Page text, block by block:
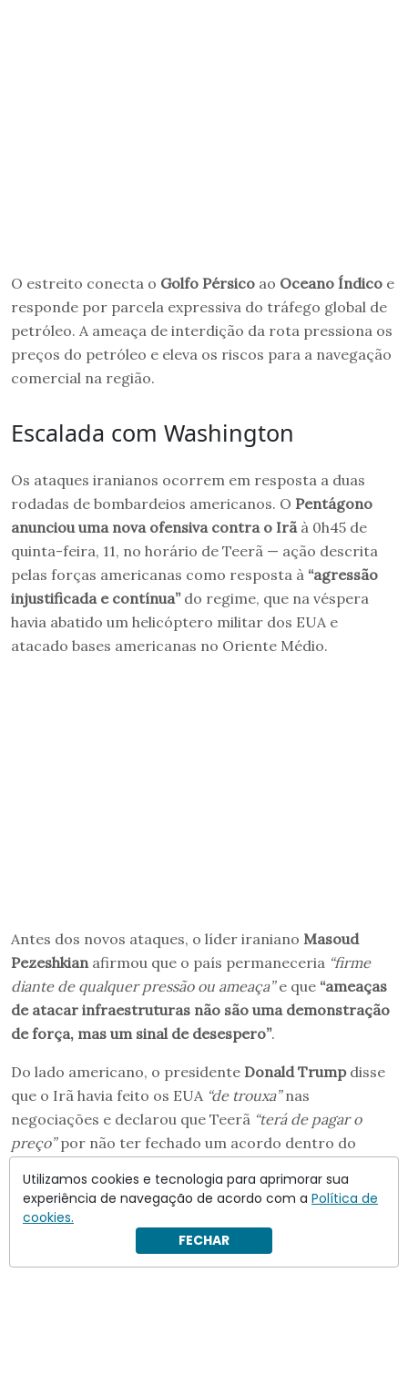
O estreito conecta o Golfo Pérsico ao Oceano Índico e
responde por parcela expressiva do tráfego global de
petróleo. A ameaça de interdição da rota pressiona os
preços do petróleo e eleva os riscos para a navegação
comercial na região.
Escalada com Washington
Os ataques iranianos ocorrem em resposta a duas
rodadas de bombardeios americanos. O Pentágono
anunciou uma nova ofensiva contra o Irã à 0h45 de
quinta-feira, 11, no horário de Teerã — ação descrita
pelas forças americanas como resposta à “agressão
injustificada e contínua”do regime, que na véspera
havia abatido um helicóptero militar dos EUA e
atacado bases americanas no Oriente Médio.
Antes dos novos ataques, o líder iraniano Masoud
Pezeshkian afirmou que o país permaneceria “firme
diante de qualquer pressão ou ameaça”e que “ameaças
de atacar infraestruturas não são uma demonstração
de força, mas um sinal de desespero”.
Do lado americano, o presidente Donald Trumpdisse
que o Irã havia feito os EUA “de trouxa”nas
negociações e declarou que Teerã “terá de pagar o
preço”por não ter fechado um acordo dentro do
Utilizamos cookies e tecnologia para aprimorar sua
experiência de navegação de acordo com a Política de
cookies.
FECHAR